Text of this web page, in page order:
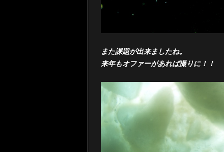
また課題が出来ましたね。
来年もオファーがあれば撮りに！！